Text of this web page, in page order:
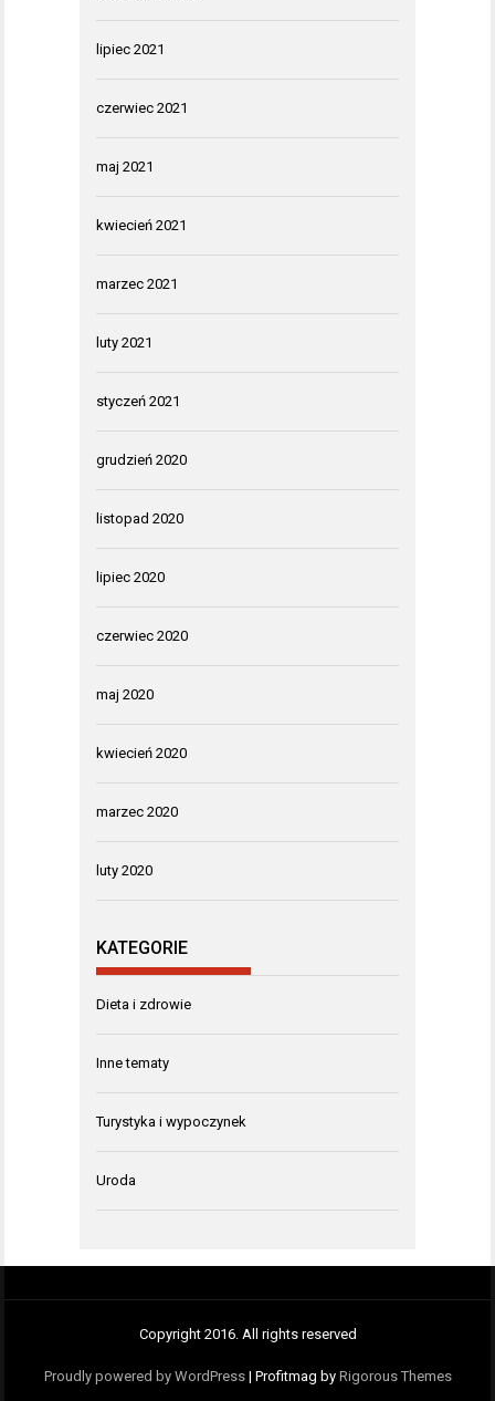
lipiec 2021
czerwiec 2021
maj 2021
kwiecień 2021
marzec 2021
luty 2021
styczeń 2021
grudzień 2020
listopad 2020
lipiec 2020
czerwiec 2020
maj 2020
kwiecień 2020
marzec 2020
luty 2020
KATEGORIE
Dieta i zdrowie
Inne tematy
Turystyka i wypoczynek
Uroda
Copyright 2016. All rights reserved
Proudly powered by WordPress | Profitmag by Rigorous Themes